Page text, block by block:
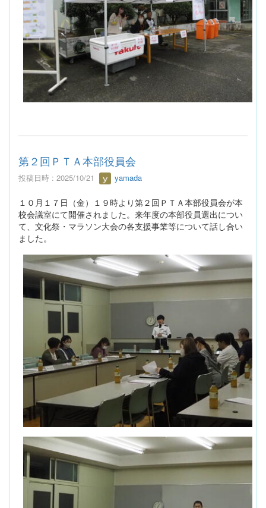
第２回ＰＴＡ本部役員会
投稿日時 : 2025/10/21 yamada
１０月１７日（金）１９時より第２回ＰＴＡ本部役員会が本
校会議室にて開催されました。来年度の本部役員選出につい
て、文化祭・マラソン大会の各支援事業等について話し合い
ました。